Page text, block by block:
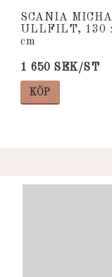
SCANIA
ULLFILT, 130
cm
1 650 SEK/ST
KÖP